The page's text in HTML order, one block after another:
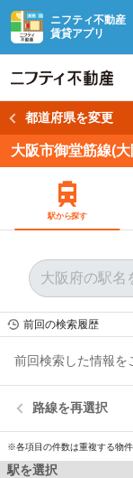
ニフティ不動産
賃貸アプリ
都道府県を変更
大阪市御堂筋線(
駅から探す
前回の検索履歴
前回検索した情報を
路線を再選択
※各項目の件数は重複する物件
駅を選択